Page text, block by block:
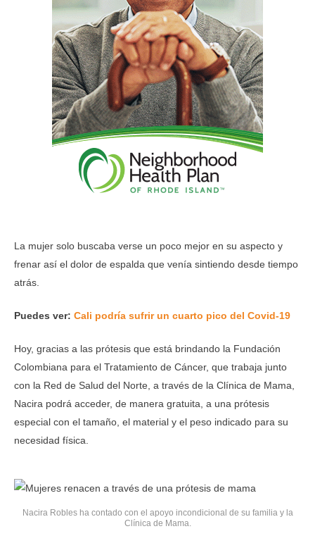
La mujer solo buscaba verse un poco mejor en su aspecto y
frenar así el dolor de espalda que venía sintiendo desde tiempo
atrás.
Puedes ver: Cali podría sufrir un cuarto pico del Covid-19
Hoy, gracias a las prótesis que está brindando la Fundación
Colombiana para el Tratamiento de Cáncer, que trabaja junto
con la Red de Salud del Norte, a través de la Clínica de Mama,
Nacira podrá acceder, de manera gratuita, a una prótesis
especial con el tamaño, el material y el peso indicado para su
necesidad física.
Nacira Robles ha contado con el apoyo incondicional de su familia y la
Clínica de Mama.